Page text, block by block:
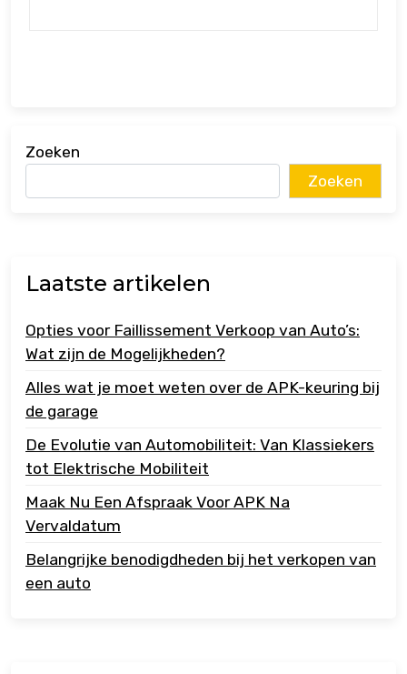
Zoeken
Zoeken
Laatste artikelen
Opties voor Faillissement Verkoop van Auto’s:
Wat zijn de Mogelijkheden?
Alles wat je moet weten over de APK-keuring bij
de garage
De Evolutie van Automobiliteit: Van Klassiekers
tot Elektrische Mobiliteit
Maak Nu Een Afspraak Voor APK Na
Vervaldatum
Belangrijke benodigdheden bij het verkopen van
een auto